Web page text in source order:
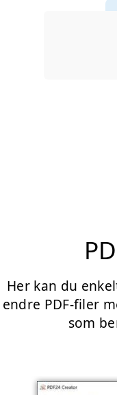
Her kan du
endre PDF-filer
som